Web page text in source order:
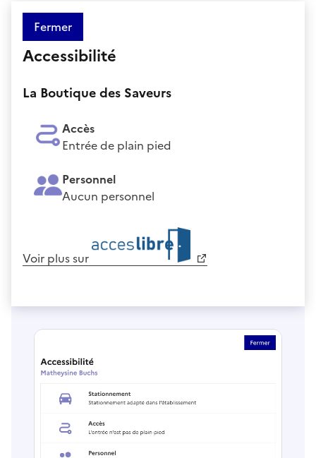
Fermer
Accessibilité
La Boutique des Saveurs
Accès
Entrée de plain pied
Personnel
Aucun personnel
Voir plus sur